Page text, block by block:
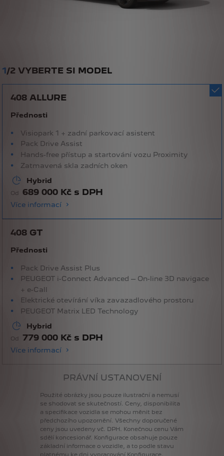
1/2 VYBERTE SI MODEL
408 ALLURE
Přednosti
Visiopark 1 + zadní parkovací asistent
Pack Drive Assist
Hands-free přístup a startování vozu Proximity
Zatmavená skla zadních oken
Hybrid
Od 689 000 Kč s DPH
Více informací
408 GT
Přednosti
Pack Drive Assist Plus
PEUGEOT i-Connect Advanced – On-line 3D navigace
+ e-Call
Elektrické otevírání víka zavazadlového prostoru
PEUGEOT Matrix LED Technology
Hybrid
Od 779 000 Kč s DPH
Více informací
PRÁVNÍ USTANOVENÍ
Použité obrázky jsou pouze ilustrační a nemusí
se shodovat se skutečností. Ceny, disponibilita
a specifikace vozidla se mohou měnit bez
předchozího upozornění. Všechny doporučené
ceny jsou uvedeny vč. DPH. Konečnou cenu Vám
sdělí koncesionář. Konfigurace obsahuje pouze
základní informace o vozidle, a to podle stavu